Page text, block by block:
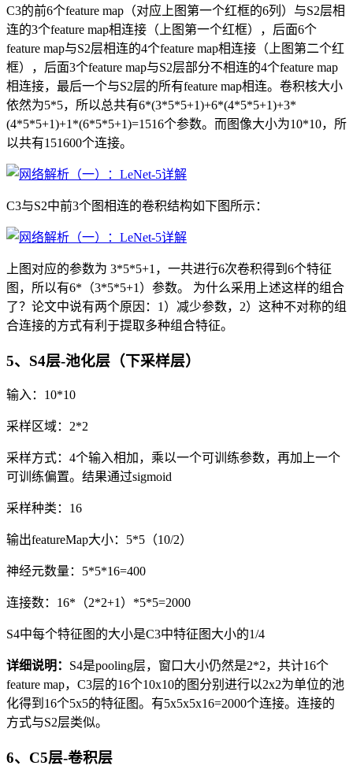
C3的前6个feature map（对应上图第一个红框的6列）与S2层相
连的3个feature map相连接（上图第一个红框），后面6个
feature map与S2层相连的4个feature map相连接（上图第二个红
框），后面3个feature map与S2层部分不相连的4个feature map
相连接，最后一个与S2层的所有feature map相连。卷积核大小
依然为5*5，所以总共有6*(3*5*5+1)+6*(4*5*5+1)+3*
(4*5*5+1)+1*(6*5*5+1)=1516个参数。而图像大小为10*10，所
以共有151600个连接。
C3与S2中前3个图相连的卷积结构如下图所示：
上图对应的参数为 3*5*5+1，一共进行6次卷积得到6个特征
图，所以有6*（3*5*5+1）参数。 为什么采用上述这样的组合
了？论文中说有两个原因：1）减少参数，2）这种不对称的组
合连接的方式有利于提取多种组合特征。
5、S4层-池化层（下采样层）
输入：10*10
采样区域：2*2
采样方式：4个输入相加，乘以一个可训练参数，再加上一个
可训练偏置。结果通过sigmoid
采样种类：16
输出featureMap大小：5*5（10/2）
神经元数量：5*5*16=400
连接数：16*（2*2+1）*5*5=2000
S4中每个特征图的大小是C3中特征图大小的1/4
详细说明： S4是pooling层，窗口大小仍然是2*2，共计16个
feature map，C3层的16个10x10的图分别进行以2x2为单位的池
化得到16个5x5的特征图。有5x5x5x16=2000个连接。连接的
方式与S2层类似。
6、C5层-卷积层